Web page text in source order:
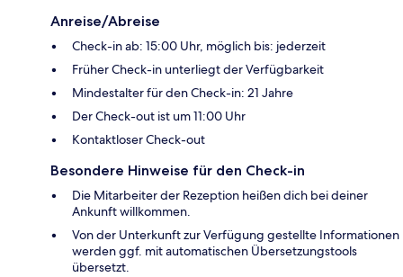
Anreise/Abreise
Check-in ab: 15:00 Uhr, möglich bis: jederzeit
Früher Check-in unterliegt der Verfügbarkeit
Mindestalter für den Check-in: 21 Jahre
Der Check-out ist um 11:00 Uhr
Kontaktloser Check-out
Besondere Hinweise für den Check-in
Die Mitarbeiter der Rezeption heißen dich bei deiner
Ankunft willkommen.
Von der Unterkunft zur Verfügung gestellte Informationen
werden ggf. mit automatischen Übersetzungstools
übersetzt.